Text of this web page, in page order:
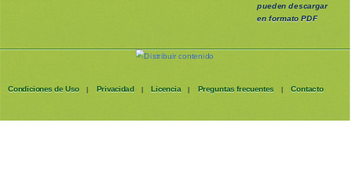
puedendescargar
en formato PDF
Condiciones de Uso | Privacidad | Licencia | Preguntas frecuentes | Contacto